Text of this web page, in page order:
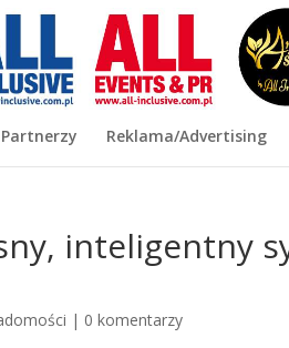
Partnerzy Reklama/Advertising
inteligentny
| 0 komentarzy